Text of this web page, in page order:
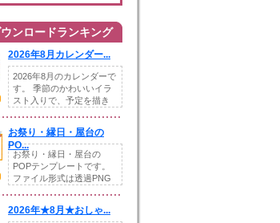
ンロードランキング
2026年8月カレンダー...
2026年8月のカレンダーで
す。 季節のかわいいイラ
スト入りで、予定を描き
お祭り・縁日・屋台の
PO...
お祭り・縁日・屋台の
POPテンプレートです。
ファイル形式は透過PNG
2026年★8月★おしゃ...